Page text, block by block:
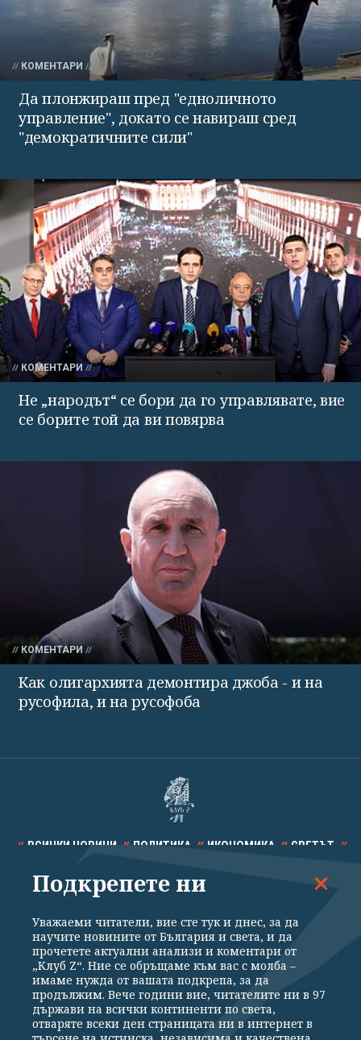
КОМЕНТАРИ
Да плонжираш пред "едноличното
управление", докато се навираш сред
"демократичните сили"
КОМЕНТАРИ
Не „народът“ се бори да го управлявате, вие
се борите той да ви повярва
КОМЕНТАРИ
Как олигархията демонтира джоба - и на
русофила, и на русофоба
ВСИЧКИ НОВИНИ ПОЛИТИКА ИКОНОМИКА СВЕТЪТ
СПОРТ КУЛТУРА ТЕХНОЛОГИИ КАЛЕЙДОСКОП
Общи условия
Политика за поверителност
Реклама
Партньори Контакти
За Клуб Z
Подкрепете ни
Уважаеми читатели, вие сте тук и днес, за да
научите новините от България и света, и да
прочетете актуални анализи и коментари от
„Клуб Z“. Ние се обръщаме към вас с молба –
имаме нужда от вашата подкрепа, за да
продължим. Вече години вие, читателите ни в 97
държави на всички континенти по света,
отваряте всеки ден страницата ни в интернет в